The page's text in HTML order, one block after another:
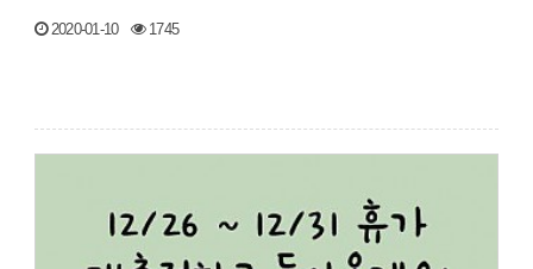
2020-01-10 1745